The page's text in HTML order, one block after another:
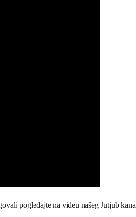
pogledajte na videu našeg Jutjub